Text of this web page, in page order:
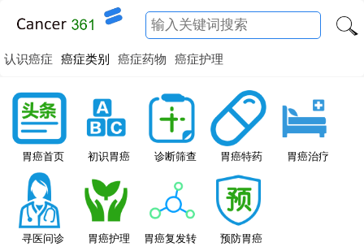
认识癌症 癌症类别 癌症药物 癌症护理
胃癌首页 初识胃癌 诊断筛查 胃癌特药 胃癌治疗
寻医问诊 胃癌护理
胃癌复发转
预防胃癌